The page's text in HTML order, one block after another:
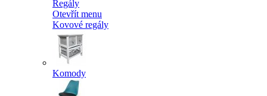
Regály
Otevřít menu
Kovové regály
Komody